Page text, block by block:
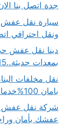
جدة اتصل بنا
ونقل احترافي
دينا نقل عفش
بمعدات حديثة..15%خصم على خدمةالتغليف
نقل مخلفات
بامان 100%خدمات سريعة 24ساعة
عفشك بأمان وراحة